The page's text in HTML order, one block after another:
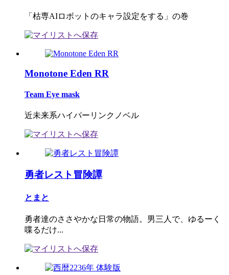
「枯専AIロボットのキャラ設定をする」の巻
Monotone Eden RR
Team Eye mask
近未来系ハイパーリンクノベル
勇者レスト冒険譚
とまと
勇者達のささやかな日常の物語。男三人で、ゆるーく
喋るだけ...